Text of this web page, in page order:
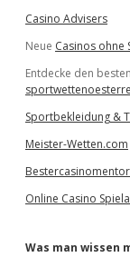
Casino Advisers
Neue Casinos ohne
Entdecke den
Sportbekleidung &
Meister-Wetten.com
Online Casino
Was man wissen